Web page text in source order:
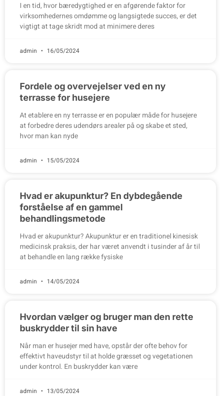
I en tid, hvor bæredygtighed er en afgørende faktor for
virksomhedernes omdømme og langsigtede succes, er det
vigtigt at tage skridt mod at minimere deres
admin 16/05/2024
Fordele og overvejelser ved en ny
terrasse for husejere
At etablere en ny terrasse er en populær måde for husejere
at forbedre deres udendørs arealer på og skabe et sted,
hvor man kan nyde
admin 15/05/2024
Hvad er akupunktur? En dybdegående
forståelse af en gammel
behandlingsmetode
Hvad er akupunktur? Akupunktur er en traditionel kinesisk
medicinsk praksis, der har været anvendt i tusinder af år til
at behandle en lang række fysiske
admin 14/05/2024
Hvordan vælger og bruger man den rette
buskrydder til sin have
Når man er husejer med have, opstår der ofte behov for
effektivt haveudstyr til at holde græsset og vegetationen
under kontrol. En buskrydder kan være
admin 13/05/2024